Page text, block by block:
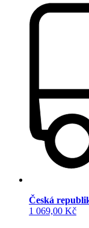
Česká
1 069,00 Kč